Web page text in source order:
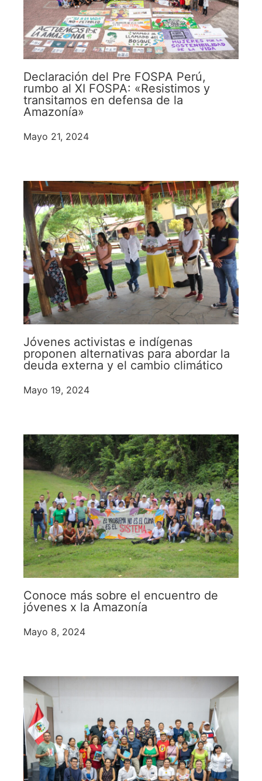
Declaración del Pre FOSPA Perú,
rumbo al XI FOSPA: «Resistimos y
transitamos en defensa de la
Amazonía»
Mayo 21, 2024
Jóvenes activistas e indígenas
proponen alternativas para abordar la
deuda externa y el cambio climático
Mayo 19, 2024
Conoce más sobre el encuentro de
jóvenes x la Amazonía
Mayo 8, 2024